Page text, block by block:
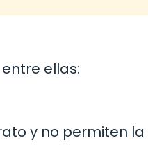
ellas:
y no permiten la